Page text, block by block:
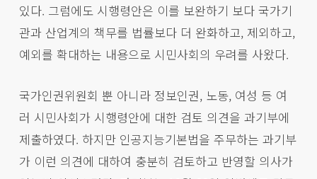
있다. 그럼에도 시행령안은 이를 보완하기 보다 국가기
관과 산업계의 책무를 법률보다 더 완화하고, 제외하고,
예외를 확대하는 내용으로 시민사회의 우려를 사왔다.
국가인권위원회 뿐 아니라 정보인권, 노동, 여성 등 여
러 시민사회가 시행령안에 대한 검토 의견을 과기부에
제출하였다. 하지만 인공지능기본법을 주무하는 과기부
가 이런 의견에 대하여 충분히 검토하고 반영할 의사가